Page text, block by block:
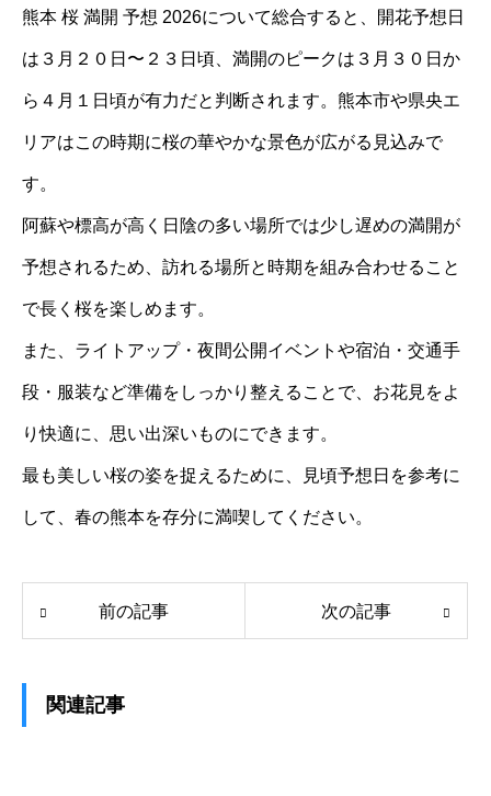
熊本 桜 満開 予想 2026について総合すると、開花予想日
は３月２０日〜２３日頃、満開のピークは３月３０日か
ら４月１日頃が有力だと判断されます。熊本市や県央エ
リアはこの時期に桜の華やかな景色が広がる見込みで
す。
阿蘇や標高が高く日陰の多い場所では少し遅めの満開が
予想されるため、訪れる場所と時期を組み合わせること
で長く桜を楽しめます。
また、ライトアップ・夜間公開イベントや宿泊・交通手
段・服装など準備をしっかり整えることで、お花見をよ
り快適に、思い出深いものにできます。
最も美しい桜の姿を捉えるために、見頃予想日を参考に
して、春の熊本を存分に満喫してください。
前の記事 次の記事
関連記事